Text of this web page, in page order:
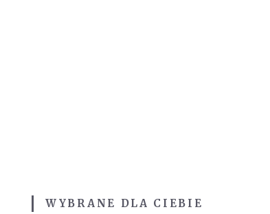
WYBRANE DLA CIEBIE